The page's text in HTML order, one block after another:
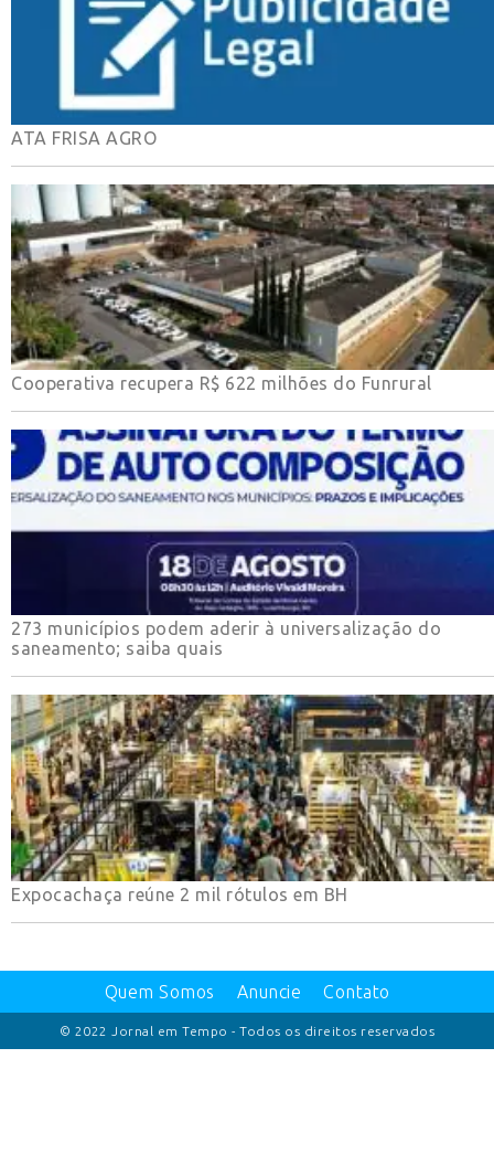
ATA FRISA AGRO
Cooperativa recupera R$ 622 milhões do Funrural
273 municípios podem aderir à universalização do
saneamento; saiba quais
Expocachaça reúne 2 mil rótulos em BH
Quem Somos Anuncie Contato
© 2022 Jornal em Tempo - Todos os direitos reservados